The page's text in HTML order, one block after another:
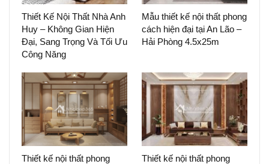
Thiết Kế Nội Thất Nhà Anh
Huy – Không Gian Hiện
Đại, Sang Trọng Và Tối Ưu
Công Năng
Mẫu thiết kế nội thất phong
cách hiện đại tại An Lão –
Hải Phòng 4.5x25m
Thiết kế nội thất phong
Thiết kế nội thất phong